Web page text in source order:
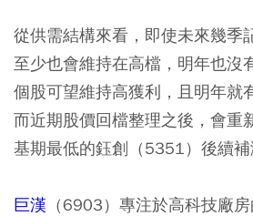
從供需結構來看，即使未來幾季
至少也會維持在高檔，明年也沒
個股可望維持高獲利，且明年就
而近期股價回檔整理之後，會重
基期最低的鈺創（5351）後續補
巨漢 （6903）專注於高科技廠房